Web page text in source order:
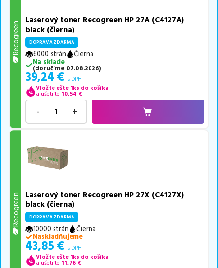
Recogreen
Laserový toner Recogreen HP 27A (C4127A)
black (čierna)
DOPRAVA ZDARMA
6000 strán
Čierna
Na sklade
(doručíme 07.08.2026)
39,24 € s DPH
Vložte ešte 1ks do košíka
a ušetríte 10,54 €
- +
Recogreen Laserový toner Recogreen HP 27X (C4127X)
black (čierna)
DOPRAVA ZDARMA
10000 strán
Čierna
Naskladňujeme
43,85 € s DPH
Vložte ešte 1ks do košíka
a ušetríte 11,76 €